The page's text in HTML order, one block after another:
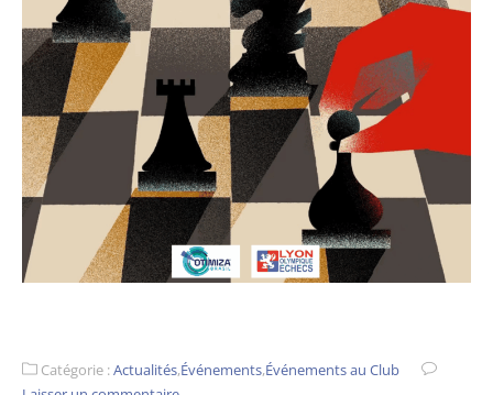
Catégorie :Actualités,Événements,Événements au Club